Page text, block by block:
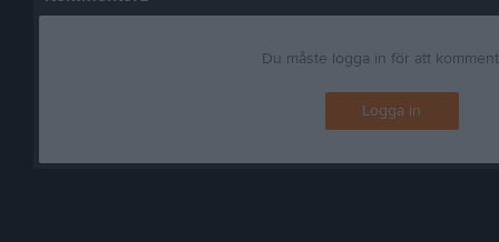
Du måste logga in för att
Logga in